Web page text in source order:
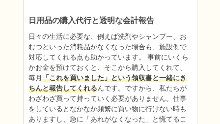
日用品の購入代行と透明な会計報告
日々の生活に必要な、例えば洗剤やシャンプー、お
むつといった消耗品がなくなった場合も、施設側で
対応してくれる点も助かっています。 事前にいくら
かお金を預けておくと、そこから購入してくれて、
毎月「これを買いました」という領収書と一緒にき
ちんと報告してくれるんです。ですから、私たちが
わざわざ買って持っていく必要がありません。仕事
をしているとなかなか頻繁に買い物に行けない時も
ありますし、急に「あれがなくなった」と慌てるこ